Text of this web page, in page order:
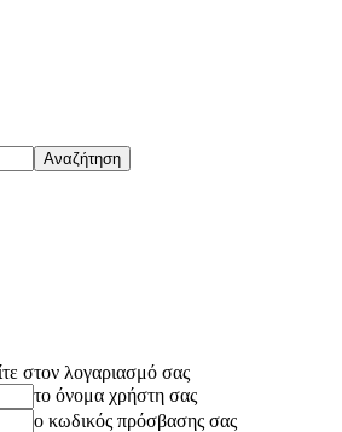
στον λογαριασμό σας
το όνομα χρήστη σας
ο κωδικός πρόσβασης σας